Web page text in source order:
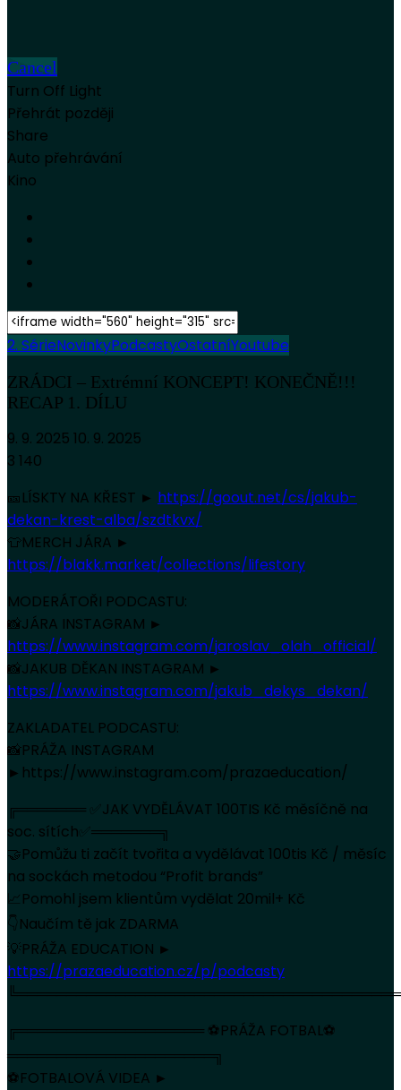
Cancel
Turn Off Light
Přehrát později
Share
Auto přehrávání
Kino
2. SérieNovinkyPodcastyOstatníYoutube
ZRÁDCI – Extrémní KONCEPT! KONEČNĚ!!!
RECAP 1. DÍLU
9. 9. 2025 10. 9. 2025
3 140
🎫LÍSKTY NA KŘEST ► https://goout.net/cs/jakub-
dekan-krest-alba/szdtkvx/
👕MERCH JÁRA ►
https://blakk.market/collections/lifestory
MODERÁTOŘI PODCASTU:
📸JÁRA INSTAGRAM ►
https://www.instagram.com/jaroslav_olah_official/
📸JAKUB DĚKAN INSTAGRAM ►
https://www.instagram.com/jakub_dekys_dekan/
ZAKLADATEL PODCASTU:
📸PRÁŽA INSTAGRAM
►https://www.instagram.com/prazaeducation/
╔═══════ ✅JAK VYDĚLÁVAT 100TIS Kč měsíčně na
soc. sítích✅═══════╗
🤝Pomůžu ti začít tvořita a vydělávat 100tis Kč / měsíc
na sockách metodou “Profit brands”
📈Pomohl jsem klientům vydělat 20mil+ Kč
👇Naučím tě jak ZDARMA
💡PRÁŽA EDUCATION ►
https://prazaeducation.cz/p/podcasty
╔═══════════════════ ⚽PRÁŽA FOTBAL⚽
═════════════════════╗
⚽FOTBALOVÁ VIDEA ►